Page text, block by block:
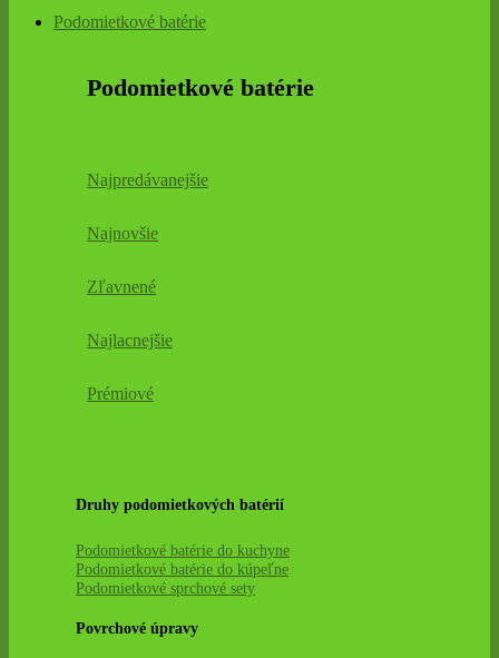
Podomietkové batérie
Podomietkové batérie
Najpredávanejšie
Najnovšie
Zľavnené
Najlacnejšie
Prémiové
Druhy podomietkových batérií
Podomietkové batérie do kuchyne
Podomietkové batérie do kúpeľne
Podomietkové sprchové sety
Povrchové úpravy